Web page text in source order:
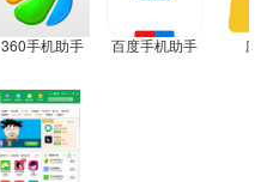
360手机助手 百度手机助手 应